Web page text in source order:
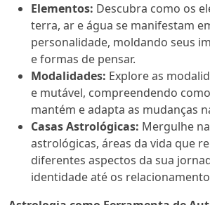
Elementos: Descubra como os
terra, ar e água se manifestam
personalidade, moldando seus
e formas de pensar.
Modalidades: Explore as
e mutável, compreendendo
mantém e adapta as mudanças
Casas Astrológicas: Mergulhe
astrológicas, áreas da vida que
diferentes aspectos da sua
identidade até os